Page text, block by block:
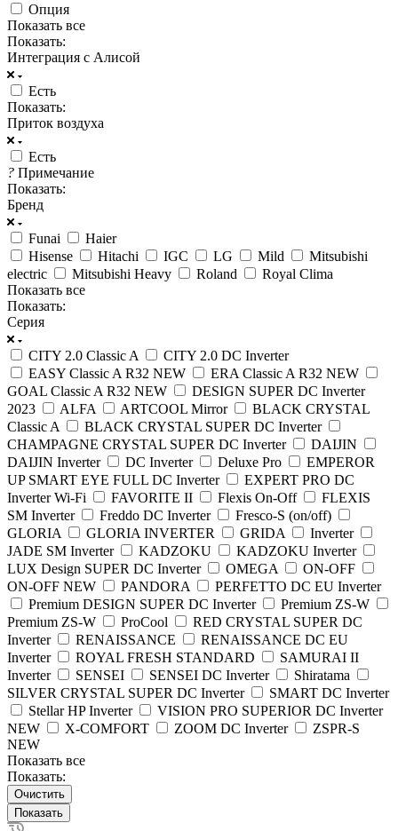
Опция
Показать все
Показать:
Интеграция с Алисой
Есть
Показать:
Приток воздуха
Есть
? Примечание
Показать:
Бренд
Funai
Haier
Hisense
Hitachi IGC LG Mild
Mitsubishi
electric
Mitsubishi Heavy Roland
Royal Clima
Показать все
Показать:
Серия
CITY 2.0 Classic A
CITY 2.0 DC Inverter
EASY Classic A R32 NEW
ERA Classic A R32 NEW
GOAL Classic A R32 NEW
DESIGN SUPER DC Inverter
2023
ALFA ARTCOOL Mirror
BLACK CRYSTAL
Classic A
BLACK CRYSTAL SUPER DC Inverter
CHAMPAGNE CRYSTAL SUPER DC Inverter
DAIJIN
DAIJIN Inverter
DC Inverter Deluxe Pro
EMPEROR
UP SMART EYE FULL DC Inverter
EXPERT PRO DC
Inverter Wi-Fi
FAVORITE II Flexis On-Off
FLEXIS
SM Inverter
Freddo DC Inverter
Fresco-S (on/off)
GLORIA
GLORIA INVERTER GRIDA
Inverter
JADE SM Inverter
KADZOKU
KADZOKU Inverter
LUX Design SUPER DC Inverter
OMEGA
ON-OFF
ON-OFF NEW
PANDORA
PERFETTO DC EU Inverter
Premium DESIGN SUPER DC Inverter
Premium ZS-W
Premium ZS-W
ProCool
RED CRYSTAL SUPER DC
Inverter
RENAISSANCE
RENAISSANCE DC EU
Inverter
ROYAL FRESH STANDARD
SAMURAI II
Inverter
SENSEI SENSEI DC Inverter
Shiratama
SILVER CRYSTAL SUPER DC Inverter
SMART DC Inverter
Stellar HP Inverter
VISION PRO SUPERIOR DC Inverter
NEW
X-COMFORT ZOOM DC Inverter
ZSPR-S
NEW
Показать все
Показать:
Очистить